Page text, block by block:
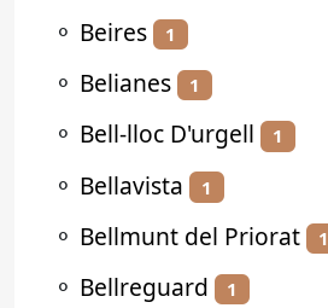
⚬ Beires 1
⚬ Belianes 1
⚬ Bell-lloc D'urgell 1
⚬ Bellavista 1
⚬ Bellmunt del Priorat 1
⚬ Bellreguard 1